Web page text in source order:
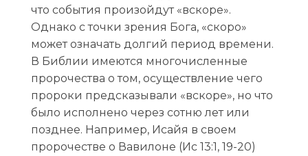
что события произойдут «вскоре».
Однако с точки зрения Бога, «скоро»
может означать долгий период времени.
В Библии имеются многочисленные
пророчества о том, осуществление чего
пророки предсказывали «вскоре», но что
было исполнено через сотню лет или
позднее. Например, Исайя в своем
пророчестве о Вавилоне (Ис 13:1, 19-20)